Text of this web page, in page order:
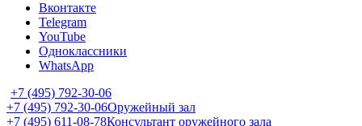
Вконтакте
Telegram
YouTube
Одноклассники
WhatsApp
+7 (495) 792-30-06
+7 (495) 792-30-06Оружейный зал
+7 (495) 611-08-78Консультант оружейного зала